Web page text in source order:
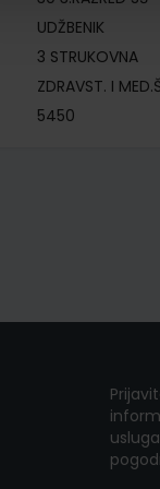
UDŽBENIK
3 STRUKOVNA
ZDRAVST. I
5450